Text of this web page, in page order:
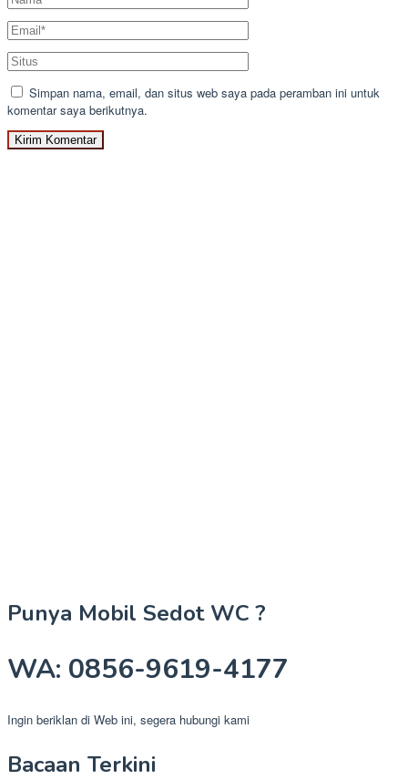
Simpan nama, email, dan situs web saya pada peramban ini untuk
komentar saya berikutnya.
Punya Mobil Sedot WC ?
WA: 0856-9619-4177
Ingin beriklan di Web ini, segera hubungi kami
Bacaan Terkini